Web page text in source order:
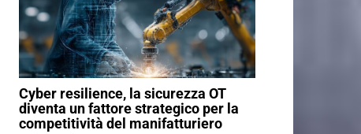
Cyber resilience, la sicurezza OT
diventa un fattore strategico per la
competitività del manifatturiero